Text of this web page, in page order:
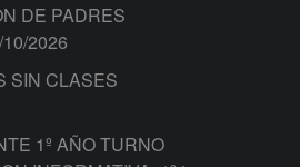
DE PADRES
2026
SIN CLASES
1º AÑO TURNO